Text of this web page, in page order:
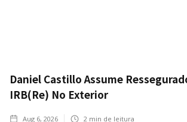
Daniel Castillo Assume
IRB(Re) No Exterior
Aug 6, 2026 2 min de leitura